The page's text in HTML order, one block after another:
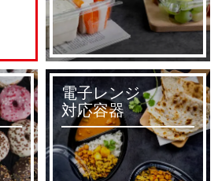
電子レンジ
対応容器